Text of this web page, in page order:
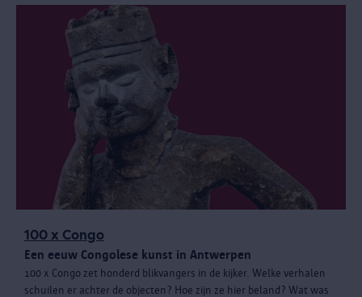
100 x Congo
Een eeuw Congolese kunst in Antwerpen
100 x Congo zet honderd blikvangers in de kijker. Welke verhalen
schuilen er achter de objecten? Hoe zijn ze hier beland? Wat was